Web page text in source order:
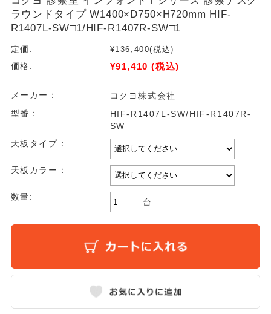
ラウンドタイプ W1400×D750×H720mm HIF-
R1407L-SW□1/HIF-R1407R-SW□1
定価: ¥136,400(税込)
価格:
¥91,410 (税込)
メーカー：
コクヨ株式会社
型番：
HIF-R1407L-SW/HIF-R1407R-
SW
天板タイプ：
天板カラー：
数量:
台